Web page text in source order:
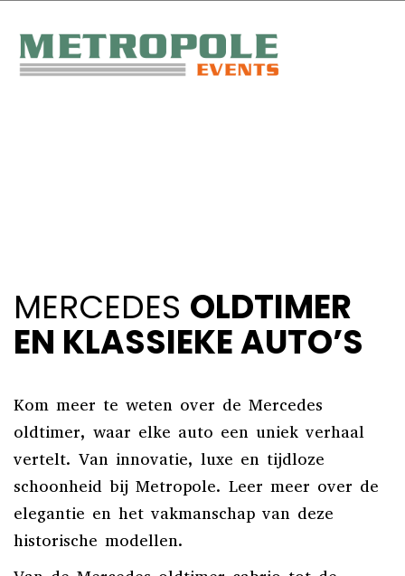
MERCEDES OLDTIMER
EN KLASSIEKE AUTO’S
Kom meer te weten over de Mercedes
oldtimer, waar elke auto een uniek verhaal
vertelt. Van innovatie, luxe en tijdloze
schoonheid bij Metropole. Leer meer over de
elegantie en het vakmanschap van deze
historische modellen.